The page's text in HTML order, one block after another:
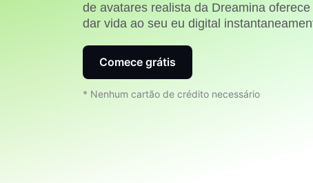
de avatares realista da Dreamina
dar vida ao seu eu digital
Comece grátis
* Nenhum cartão de crédito necessário